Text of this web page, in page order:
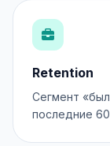
Retention
Сегмент
последние